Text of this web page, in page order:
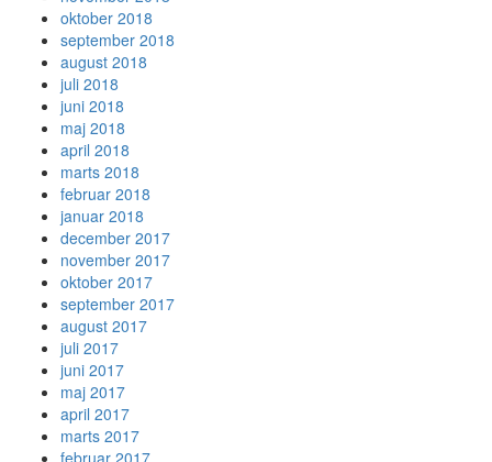
oktober 2018
september 2018
august 2018
juli 2018
juni 2018
maj 2018
april 2018
marts 2018
februar 2018
januar 2018
december 2017
november 2017
oktober 2017
september 2017
august 2017
juli 2017
juni 2017
maj 2017
april 2017
marts 2017
februar 2017